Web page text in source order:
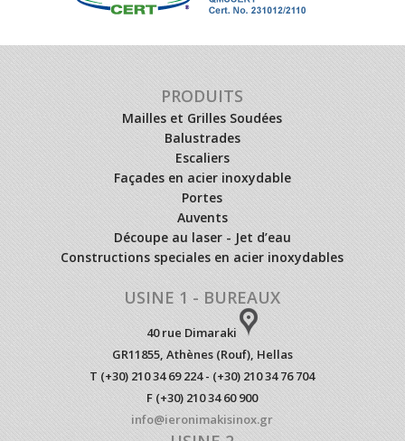
PRODUITS
Mailles et Grilles Soudées
Balustrades
Escaliers
Façades en acier inoxydable
Portes
Auvents
Découpe au laser - Jet d’eau
Constructions speciales en acier inoxydables
USINE 1 - BUREAUX
40 rue Dimaraki
GR11855, Athènes (Rouf), Hellas
T (+30) 210 34 69 224 - (+30) 210 34 76 704
F (+30) 210 34 60 900
info@ieronimakisinox.gr